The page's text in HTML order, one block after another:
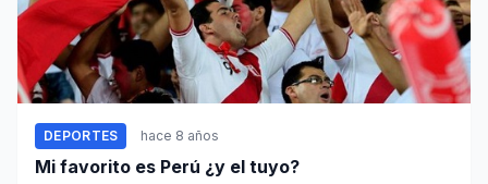
DEPORTES hace 8 años
Mi favorito es Perú ¿y el tuyo?